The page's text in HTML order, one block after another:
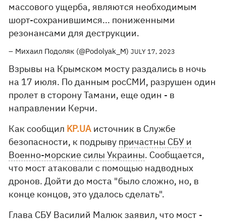
массового ущерба, являются необходимым
шорт-сохранившимся... пониженными
резонансами для деструкции.
– Михаил Подоляк (@Podolyak_M)JULY 17, 2023
Взрывы на Крымском мосту раздались в ночь
на 17 июля. По данным росСМИ, разрушен один
пролет в сторону Тамани, еще один - в
направлении Керчи.
Как сообщил KP.UA источник в Службе
безопасности, к подрыву причастны СБУ и
Военно-морские силы Украины. Сообщается,
что мост атаковали с помощью надводных
дронов. Дойти до моста "было сложно, но, в
конце концов, это удалось сделать".
Глава СБУ Василий Малюк заявил, что мост -